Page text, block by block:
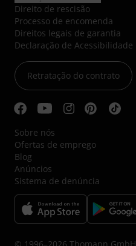
Direito de rescisão
Processo de encomenda
Direitos legais de garantia
Declaração de Acessibilidade
Retratação do contrato
Sobre nós
Ofertas de emprego
Blog
Anúncios
Sistema de denúncia